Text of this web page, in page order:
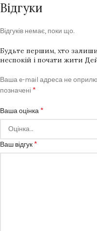
Відгуки
Відгуків немає, поки що.
Будьте першим, хто
неспокій і почати жити
Ваша e-mail адреса не
позначені *
Ваша оцінка *
Ваш відгук *